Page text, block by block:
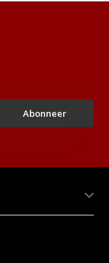
Abonneer